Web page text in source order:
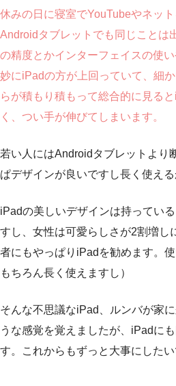
休みの日に寝室でYouTubeやネッ
Androidタブレットでも同じことは
の精度とかインターフェイスの使
妙にiPadの方が上回っていて、細
らが積もり積もって総合的に見る
く、つい手が伸びてしまいます。
若い人にはAndroidタブレットより
ぱデザインが良いですし長く使える
iPadの美しいデザインは持ってい
すし、女性は可愛らしさが2割増し
者にもやっぱりiPadを勧めます。
もちろん長く使えますし）
そんな不思議なiPad、ルンバが家
うな感覚を覚えましたが、iPadに
す。これからもずっと大事にしたい